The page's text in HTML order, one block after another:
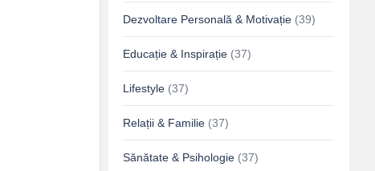
Dezvoltare Personală & Motivație (39)
Educație & Inspirație (37)
Lifestyle (37)
Relații & Familie (37)
Sănătate & Psihologie (37)